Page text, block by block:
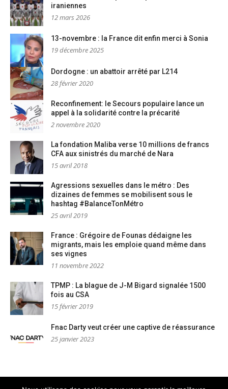
iraniennes
12 mars 2026
13-novembre : la France dit enfin merci à Sonia
19 décembre 2025
Dordogne : un abattoir arrêté par L214
28 février 2020
Reconfinement: le Secours populaire lance un
appel à la solidarité contre la précarité
2 novembre 2020
La fondation Maliba verse 10 millions de francs
CFA aux sinistrés du marché de Nara
15 avril 2018
Agressions sexuelles dans le métro : Des
dizaines de femmes se mobilisent sous le
hashtag #BalanceTonMétro
25 avril 2019
France : Grégoire de Founas dédaigne les
migrants, mais les emploie quand même dans
ses vignes
11 novembre 2022
TPMP : La blague de J-M Bigard signalée 1500
fois au CSA
15 février 2019
Fnac Darty veut créer une captive de réassurance
25 janvier 2023